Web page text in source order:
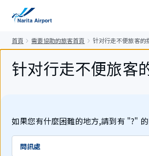
首頁 需要協助的旅客首頁 针对行走不便旅客的
针对行走不便旅客
如果您有什麼困難的地方,請到有 "?"
問訊處